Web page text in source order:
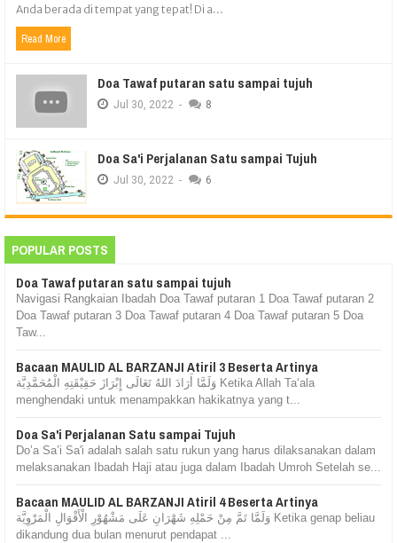
Anda berada di tempat yang tepat! Di a...
Read More
Doa Tawaf putaran satu sampai tujuh
Jul 30, 2022 - 8
Doa Sa'i Perjalanan Satu sampai Tujuh
Jul 30, 2022 - 6
POPULAR POSTS
Doa Tawaf putaran satu sampai tujuh
Navigasi Rangkaian Ibadah Doa Tawaf putaran 1 Doa Tawaf putaran 2
Doa Tawaf putaran 3 Doa Tawaf putaran 4 Doa Tawaf putaran 5 Doa
Taw...
Bacaan MAULID AL BARZANJI Atiril 3 Beserta Artinya
وَلَمَّا أَرَادَ اللهُ تَعَالَى إِبْرَازَ حَقِيْقَتِهِ الْمُحَمَّدِيَّة Ketika Allah Ta‘ala
menghendaki untuk menampakkan hakikatnya yang t...
Doa Sa'i Perjalanan Satu sampai Tujuh
Do’a Sa’i Sa'i adalah salah satu rukun yang harus dilaksanakan dalam
melaksanakan Ibadah Haji atau juga dalam Ibadah Umroh Setelah se...
Bacaan MAULID AL BARZANJI Atiril 4 Beserta Artinya
وَلَمَّا تَمَّ مِنْ حَمْلِهِ شَهْرَانِ عَلَى مَشْهُوْرِ الْأَقْوَالِ الْمَرْوِيَّة Ketika genap beliau
dikandung dua bulan menurut pendapat ...